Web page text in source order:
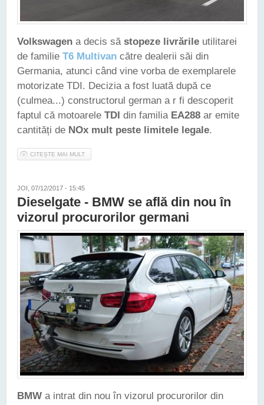
Volkswagen a decis să stopeze livrările utilitarei
de familie T6 Multivan către dealerii săi din
Germania, atunci când vine vorba de exemplarele
motorizate TDI. Decizia a fost luată după ce
(culmea...) constructorul german a r fi descoperit
faptul că motoarele TDI din familia EA288 ar emite
cantități de NOx mult peste limitele legale.
CITEȘTE MAI MULT
JOI, 07/12/2017 - 15:45
Dieselgate - BMW se află din nou în
vizorul procurorilor germani
BMW a intrat din nou în vizorul procurorilor din